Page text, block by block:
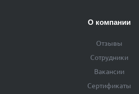
О компании
Отзывы
Сотрудники
Вакансии
Сертификаты